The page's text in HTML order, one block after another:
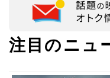
注目のニュ